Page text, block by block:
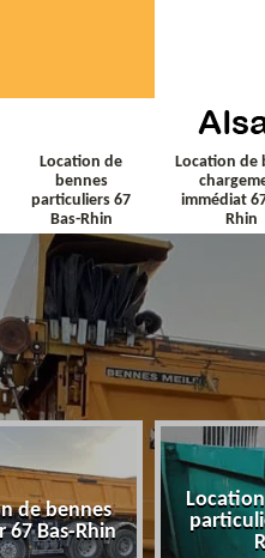
Location de
bennes
particuliers 67
Bas-Rhin
Location de
immédiat
Rhin
de bennes
67 Bas-Rhin